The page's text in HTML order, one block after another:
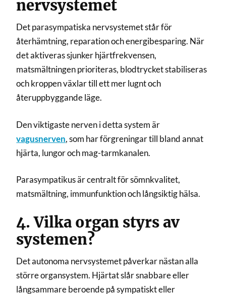
nervsystemet
Det parasympatiska nervsystemet står för
återhämtning, reparation och energibesparing. När
det aktiveras sjunker hjärtfrekvensen,
matsmältningen prioriteras, blodtrycket stabiliseras
och kroppen växlar till ett mer lugnt och
återuppbyggande läge.
Den viktigaste nerven i detta system är
vagusnerven, som har förgreningar till bland annat
hjärta, lungor och mag-tarmkanalen.
Parasympatikus är centralt för sömnkvalitet,
matsmältning, immunfunktion och långsiktig hälsa.
4. Vilka organ styrs av
systemen?
Det autonoma nervsystemet påverkar nästan alla
större organsystem. Hjärtat slår snabbare eller
långsammare beroende på sympatiskt eller